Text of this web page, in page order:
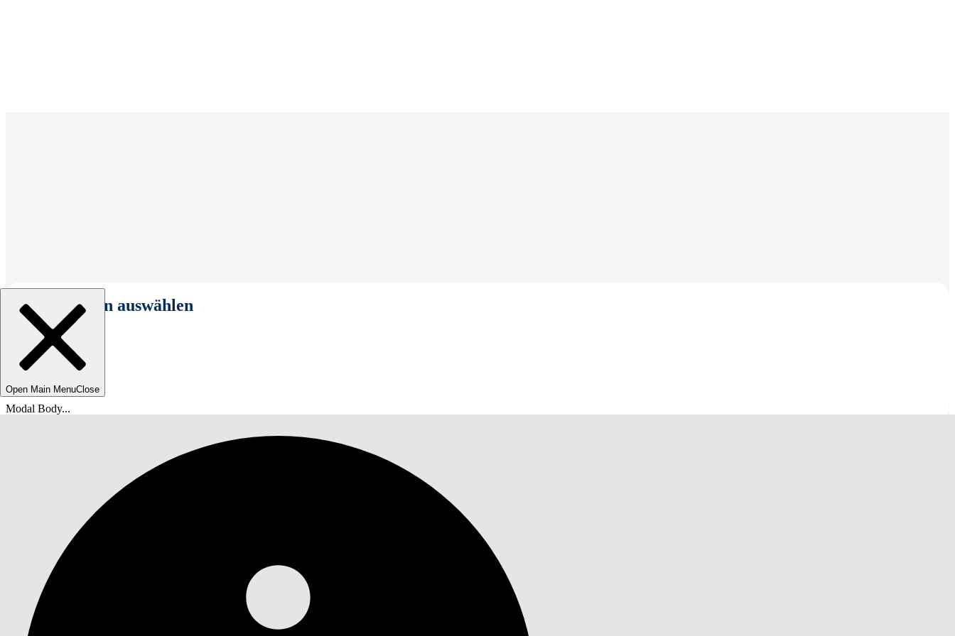
Organisation auswählen
Open Main MenuClose
Modal Body...
Sie befinden sich hier:
Vermögenswert-Servicelebenszyklus-Verwaltung